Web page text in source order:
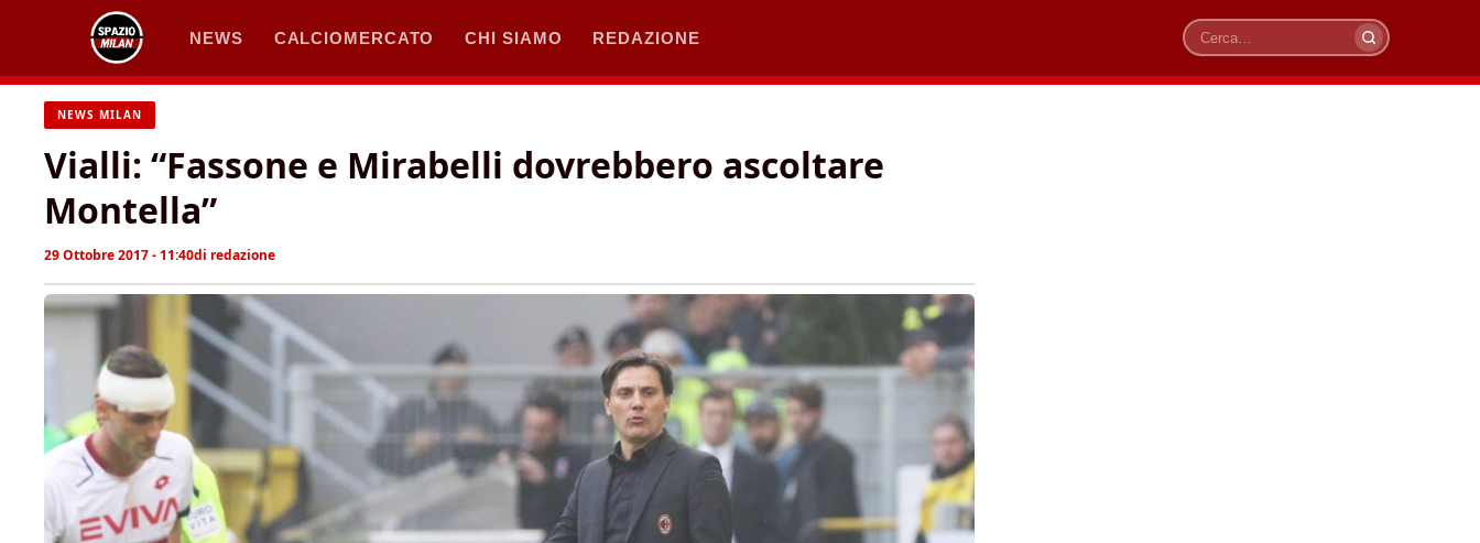
contenuto
NEWS CALCIOMERCATO CHI SIAMO REDAZIONE
Cerca
NEWS MILAN
Vialli: “Fassone e Mirabelli dovrebbero ascoltare
Montella”
29 Ottobre 2017 - 11:40di redazione